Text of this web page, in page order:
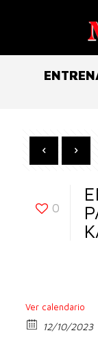
0
Ver calendario
12/10/2023